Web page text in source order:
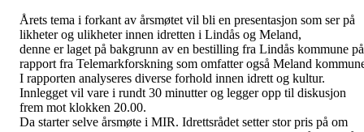
Årets tema i forkant av årsmøtet vil bli en presentasjon som ser på
likheter og ulikheter innen idretten i Lindås og Meland,
denne er laget på bakgrunn av en bestilling fra Lindås kommune på
rapport fra Telemarkforskning som omfatter også Meland
I rapporten analyseres diverse forhold innen idrett og kultur.
Innlegget vil vare i rundt 30 minutter og legger opp til diskusjon
frem mot klokken 20.00.
Da starter selve årsmøte i MIR. Idrettsrådet setter stor pris på om